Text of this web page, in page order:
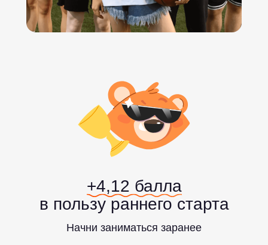
+4,12 балла
в пользу раннего старта
Начни заниматься заранее